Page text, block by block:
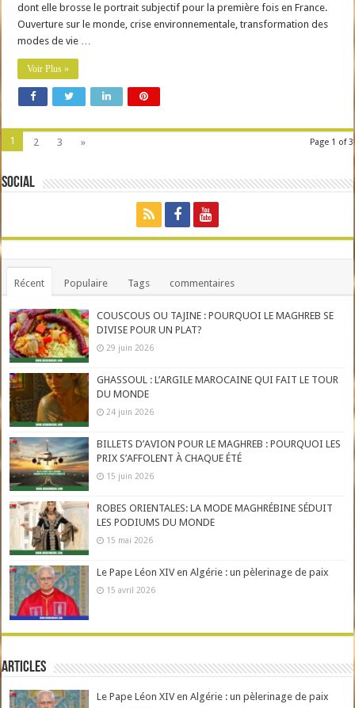
dont elle brosse le portrait subjectif pour la première fois en France.
Ouverture sur le monde, crise environnementale, transformation des
modes de vie …
Voir Plus »
Page 1 of 3
1 2 3 »
Social
Récent Populaire Tags commentaires
COUSCOUS OU TAJINE : POURQUOI LE MAGHREB SE
DIVISE POUR UN PLAT?
29 juin 2026
GHASSOUL : L’ARGILE MAROCAINE QUI FAIT LE TOUR
DU MONDE
24 juin 2026
BILLETS D’AVION POUR LE MAGHREB : POURQUOI LES
PRIX S’AFFOLENT À CHAQUE ÉTÉ
15 juin 2026
ROBES ORIENTALES: LA MODE MAGHRÉBINE SÉDUIT
LES PODIUMS DU MONDE
15 mai 2026
Le Pape Léon XIV en Algérie : un pèlerinage de paix
15 avril 2026
Articles
Le Pape Léon XIV en Algérie : un pèlerinage de paix